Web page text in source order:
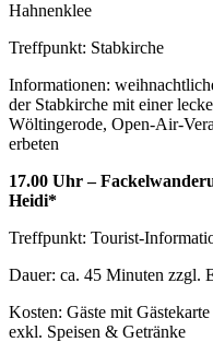
Hahnenklee
Treffpunkt: Stabkirche
Informationen:
der Stabkirche mit einer
Wöltingerode, Open-Air-
erbeten
17.00 Uhr –
Heidi*
Treffpunkt: Tourist-
Dauer: ca. 45 Minuten zzgl.
Kosten: Gäste mit
exkl. Speisen & Getränke